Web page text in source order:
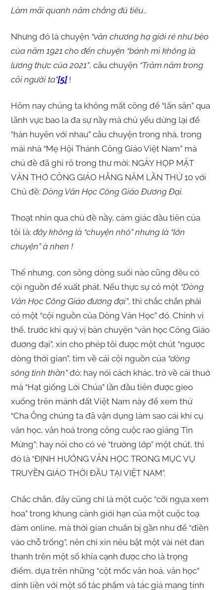
Làm mãi quanh năm chẳng đủ tiêu…
Nhưng đó là chuyện “văn chương hạ giới rẻ như bèo
của năm 1921 cho đến chuyện “bánh mì không là
lương thực của 2021”, câu chuyện “Trăm năm trong
cõi người ta”[5]!
Hôm nay chúng ta không mất công để “lấn sân” qua
lãnh vực bao la đa sự nầy mà chủ yếu dừng lại để
“hàn huyên với nhau” câu chuyện trong nhà, trong
mái nhà “Mẹ Hội Thánh Công Giáo Việt Nam” mà
chủ đề đã ghi rõ trong thư mời: NGÀY HỌP MẶT
VĂN THƠ CÔNG GIÁO HẰNG NĂM LẦN THỨ 10 với
Chủ đề: Dòng Văn Học Công Giáo Đương Đại.
Thoạt nhìn qua chủ đề nầy, cảm giác đầu tiên của
tôi là: đây không là “chuyện nhỏ” nhưng là “lớn
chuyện” à nhen !
Thế nhưng, con sông dòng suối nào cũng đều có
cội nguồn để xuất phát. Nếu thực sự có một “Dòng
Văn Học Công Giáo đương đại”, thì chắc chắn phải
có một “cội nguồn của Dòng Văn Học” đó. Chính vì
thế, trước khi quý vị bàn chuyện “văn học Công Giáo
đương đại”, xin cho phép tôi được một chút “ngược
dòng thời gian”, tìm về cái cội nguồn của “dòng
sông tinh thần”đó; hay nói cách khác, trở về cái thuở
mà “Hạt giống Lời Chúa” lần đầu tiên được gieo
xuống trên mảnh đất Việt Nam này để xem thử
“Cha Ông chúng ta đã vận dụng làm sao cái khí cụ
văn học, văn hoá trong công cuộc rao giảng Tin
Mừng”; hay nói cho có vẻ “trường lớp” một chút, thì
đó là “ĐỊNH HƯỚNG VĂN HỌC TRONG MỤC VỤ
TRUYỀN GIÁO THỜI ĐẦU TẠI VIỆT NAM”.
Chắc chắn, đây cũng chỉ là một cuộc “cỡi ngựa xem
hoa” trong khung cảnh giới hạn của một cuộc toạ
đàm online, mà thời gian chuẩn bị gần như để “điền
vào chỗ trống”, nên chỉ xin nêu bật một vài nét đan
thanh trên một số khía cạnh được cho là trọng
điểm, dựa trên những “cột mốc văn hoá, văn học”
dính liền với một số tác phẩm và tác giả mang tính